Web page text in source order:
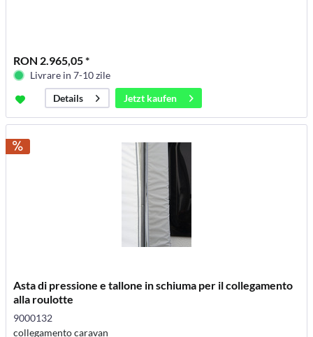
RON 2.965,05 *
Livrare in 7-10 zile
Details
Jetzt kaufen
Asta di pressione e tallone in schiuma per il collegamento
alla roulotte
9000132
collegamento caravan